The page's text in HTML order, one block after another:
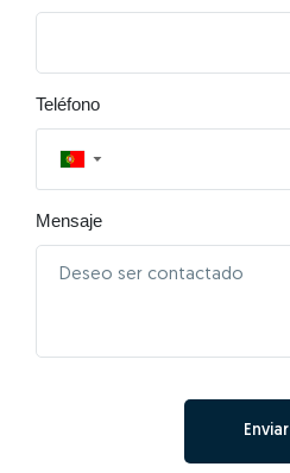
Teléfono
▼
Mensaje
Enviar